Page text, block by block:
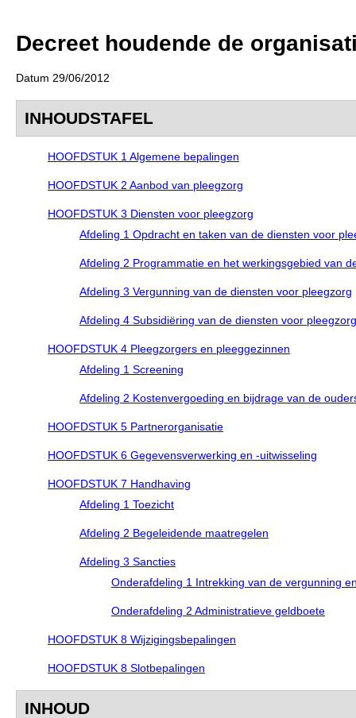
Decreet houdende de
Datum 29/06/2012
INHOUDSTAFEL
HOOFDSTUK 1 Algemene bepalingen
HOOFDSTUK 2 Aanbod van pleegzorg
HOOFDSTUK 3 Diensten voor pleegzorg
Afdeling 1 Opdracht en taken van de diensten voor
Afdeling 2 Programmatie en het werkingsgebied van
Afdeling 3 Vergunning van de diensten voor pleegzorg
Afdeling 4 Subsidiëring van de diensten voor pleegzorg
HOOFDSTUK 4 Pleegzorgers en pleeggezinnen
Afdeling 1 Screening
Afdeling 2 Kostenvergoeding en bijdrage van de
HOOFDSTUK 5 Partnerorganisatie
HOOFDSTUK 6 Gegevensverwerking en -uitwisseling
HOOFDSTUK 7 Handhaving
Afdeling 1 Toezicht
Afdeling 2 Begeleidende maatregelen
Afdeling 3 Sancties
Onderafdeling 1 Intrekking van de vergunning
Onderafdeling 2 Administratieve geldboete
HOOFDSTUK 8 Wijzigingsbepalingen
HOOFDSTUK 8 Slotbepalingen
INHOUD